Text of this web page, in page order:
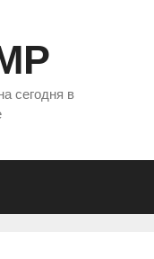
сегодня в